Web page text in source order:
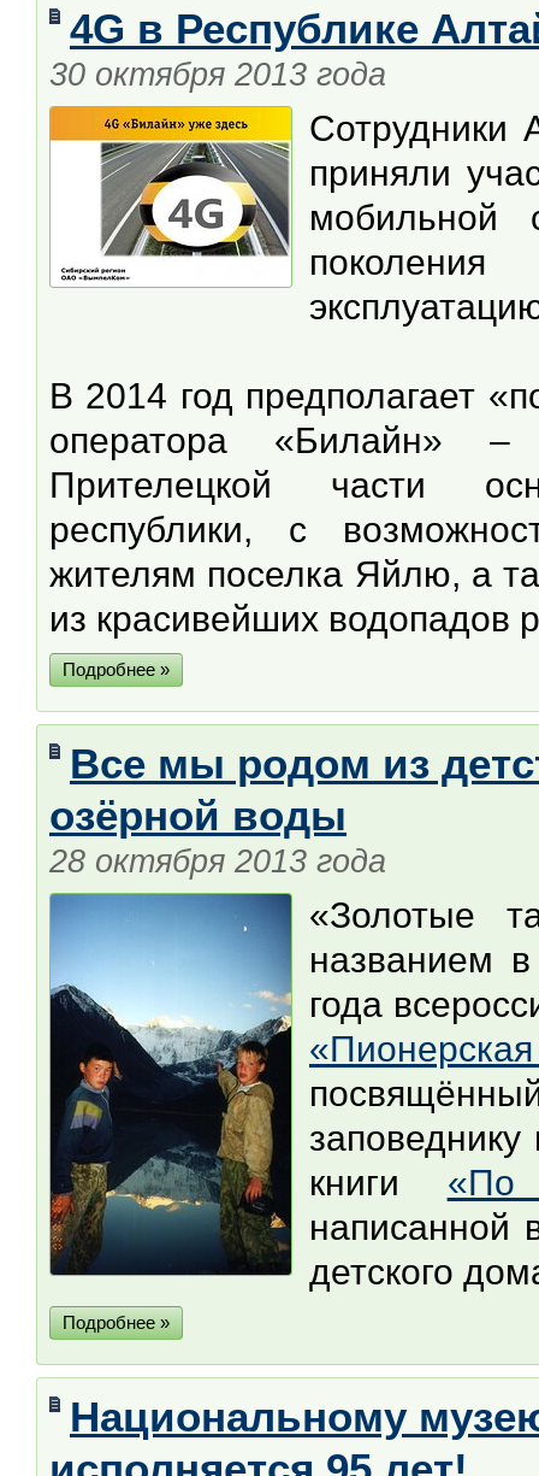
4G в Республике
30 октября 2013 года
Сотрудники
приняли
мобильной
В 2014 год предполагает
оператора «Билайн» –
Прителецкой части
республики, с
жителям поселка Яйлю, а
из красивейших водопадов
Подробнее »
Все мы родом из
озёрной воды
28 октября 2013 года
«Золотые
названием
года
книги «По
написанной
детского
Подробнее »
Национальному